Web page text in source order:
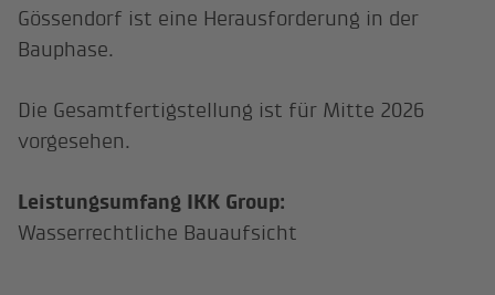
Gössendorf ist eine Herausforderung in der
Bauphase.
Die Gesamtfertigstellung ist für Mitte 2026
vorgesehen.
Leistungsumfang IKK Group:
Wasserrechtliche Bauaufsicht